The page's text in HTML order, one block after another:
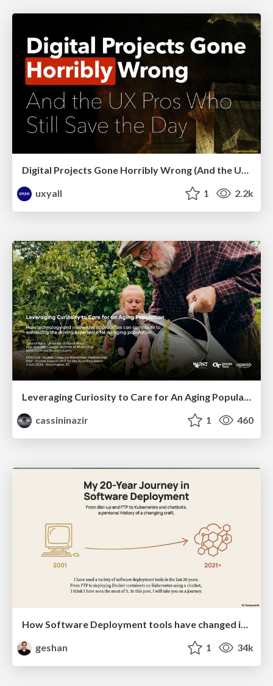
Digital Projects Gone Horribly Wrong (And the UX Pros Who Still Save the Day) - Dean Schuster
uxyall
1 2.2k
Leveraging Curiosity to Care for An Aging Population
cassininazir
1 460
geshan
1 34k